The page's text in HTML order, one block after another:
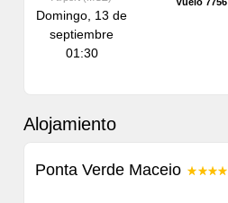
Domingo, 13 de
septiembre
01:30
Alojamiento
Ponta Verde Maceio